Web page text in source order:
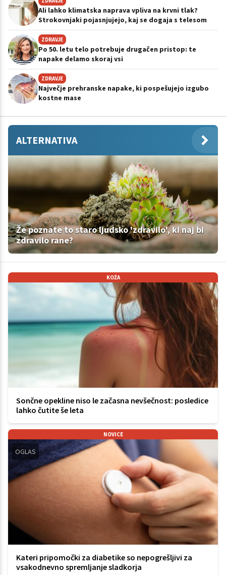
Ali lahko klimatska naprava vpliva na krvni tlak?
Strokovnjaki pojasnjujejo, kaj se dogaja s telesom
ZDRAVJE
Po 50. letu telo potrebuje drugačen pristop: te
napake delamo skoraj vsi
ZDRAVJE
Največje prehranske napake, ki pospešujejo izgubo
kostne mase
ALTERNATIVA
Že poznate to staro ljudsko 'zdravilo', ki naj bi
zdravilo rane?
KOŽA
Sončne opekline niso le začasna nevšečnost: posledice
lahko čutite še leta
NOVICE
OGLAS
Kateri pripomočki za diabetike so nepogrešljivi za
vsakodnevno spremljanje sladkorja